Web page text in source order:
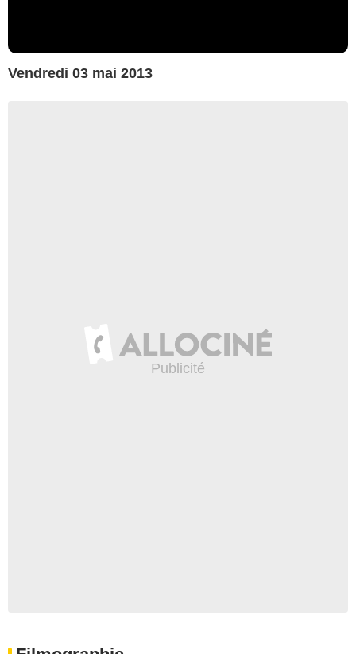
Vendredi 03 mai 2013